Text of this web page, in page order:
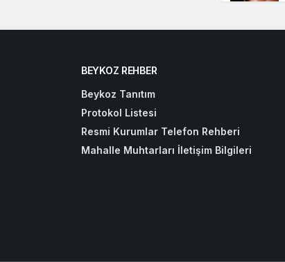
BEYKOZ REHBER
Beykoz Tanıtım
Protokol Listesi
Resmi Kurumlar Telefon Rehberi
Mahalle Muhtarları İletişim Bilgileri